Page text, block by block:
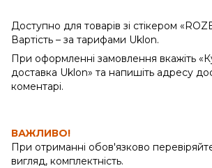
Доступно для товарів зі стікером
Вартість – за тарифами Uklon.
При оформленні замовлення вкажіть
доставка Uklon» та напишіть адресу
коментарі.
ВАЖЛИВО!
При отриманні обов'язково
вигляд, комплектність.